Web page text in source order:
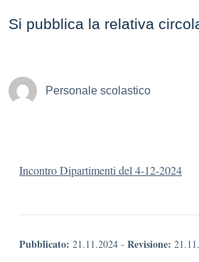
Si pubblica la relativa
Personale scolastico
Incontro Dipartimenti del 4-12-2024
Pubblicato: 21.11.2024 - Revisione: